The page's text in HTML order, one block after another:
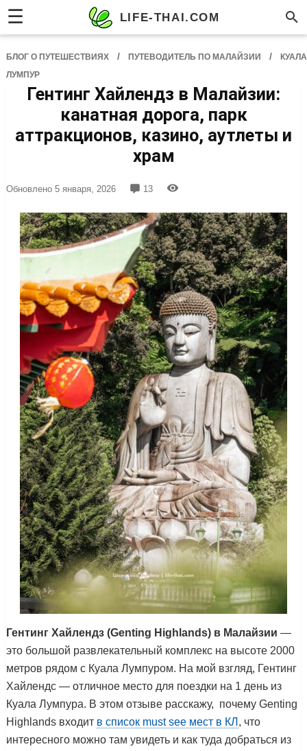
☰ LIFE-THAI.COM
БЛОГ О ПУТЕШЕСТВИЯХ / ПУТЕВОДИТЕЛЬ ПО МАЛАЙЗИИ /
КУАЛА
ЛУМПУР
Гентинг Хайлендз в Малайзии:
канатная дорога, парк
аттракционов, казино, аутлеты и
храм
Обновлено 5 января, 2026 13
Гентинг Хайлендз (Genting Highlands) в Малайзии —
это большой развлекательный комплекс на высоте 2000
метров рядом с Куала Лумпуром. На мой взгляд, Гентинг
Хайлендс — отличное место для поездки на 1 день из
Куала Лумпура. В этом отзыве расскажу, почему Genting
Highlands входит в список must see мест в КЛ , что
интересного можно там увидеть и как туда добраться из